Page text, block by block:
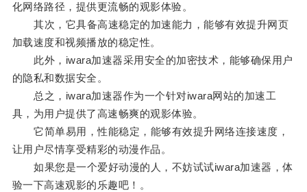
化网络路径，提供更流畅的观影体验。
其次，它具备高速稳定的加速能力，能够有效提升网页
加载速度和视频播放的稳定性。
此外，iwara加速器采用安全的加密技术，能够确保用户
的隐私和数据安全。
总之，iwara加速器作为一个针对iwara网站的加速工
具，为用户提供了高速畅爽的观影体验。
它简单易用，性能稳定，能够有效提升网络连接速度，
让用户尽情享受精彩的动漫作品。
如果您是一个爱好动漫的人，不妨试试iwara加速器，体
验一下高速观影的乐趣吧！。